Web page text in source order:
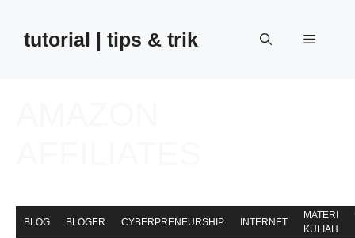
contenttutorial | tips & trik Menu
BLOG BLOGER CYBERPRENEURSHIP INTERNET
MATERI
KULIAH